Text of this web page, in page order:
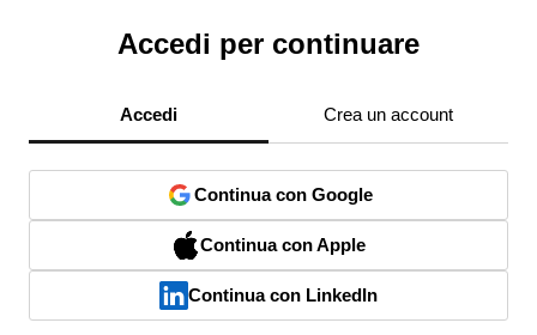
Accedi per continuare
Accedi Crea un account
Continua con Google
Continua con Apple
Continua con LinkedIn